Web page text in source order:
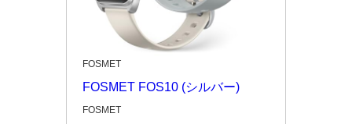
FOSMET
FOSMET FOS10 (シルバー)
FOSMET